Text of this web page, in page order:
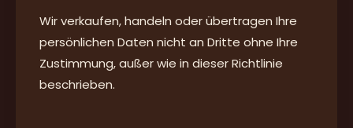
Wir verkaufen, handeln oder übertragen Ihre
persönlichen Daten nicht an Dritte ohne Ihre
Zustimmung, außer wie in dieser Richtlinie
beschrieben.